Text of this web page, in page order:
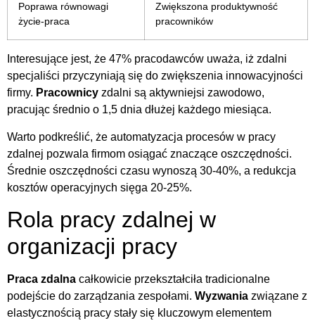
Poprawa równowagi
życie-praca
Zwiększona produktywność
pracowników
Interesujące jest, że 47% pracodawców uważa, iż zdalni
specjaliści przyczyniają się do zwiększenia innowacyjności
firmy. Pracownicy zdalni są aktywniejsi zawodowo,
pracując średnio o 1,5 dnia dłużej każdego miesiąca.
Warto podkreślić, że automatyzacja procesów w pracy
zdalnej pozwala firmom osiągać znaczące oszczędności.
Średnie oszczędności czasu wynoszą 30-40%, a redukcja
kosztów operacyjnych sięga 20-25%.
Rola pracy zdalnej w
organizacji pracy
Praca zdalna całkowicie przekształciła tradicionalne
podejście do zarządzania zespołami. Wyzwania związane z
elastycznością pracy stały się kluczowym elementem